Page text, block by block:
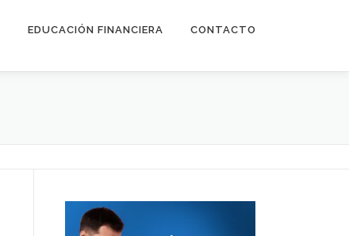
EDUCACIÓN FINANCIERA CONTACTO